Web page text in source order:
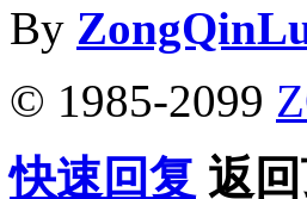
By
© 1985-2099
快速回复 返